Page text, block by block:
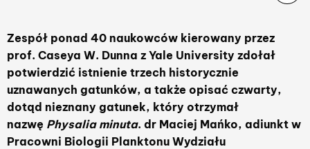
Zespół ponad 40 naukowców kierowany przez
prof. Caseya W. Dunna z Yale University zdołał
potwierdzić istnienie trzech historycznie
uznawanych gatunków, a także opisać czwarty,
dotąd nieznany gatunek, który otrzymał
nazwę Physalia minuta. dr Maciej Mańko, adiunkt w
Pracowni Biologii Planktonu Wydziału